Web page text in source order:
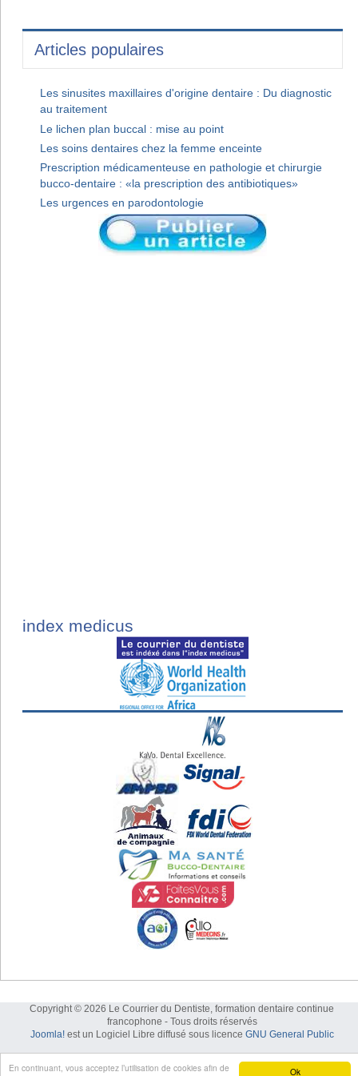
Ok
En continuant, vous acceptez l’utilisation de cookies afin de
Articles populaires
Les sinusites maxillaires d'origine dentaire : Du diagnostic
au traitement
Le lichen plan buccal : mise au point
Les soins dentaires chez la femme enceinte
Prescription médicamenteuse en pathologie et chirurgie
bucco-dentaire : «la prescription des antibiotiques»
Les urgences en parodontologie
index medicus
Copyright © 2026 Le Courrier du Dentiste, formation dentaire continue
francophone - Tous droits réservés
Joomla!est un Logiciel Libre diffusé sous licence GNU General Public